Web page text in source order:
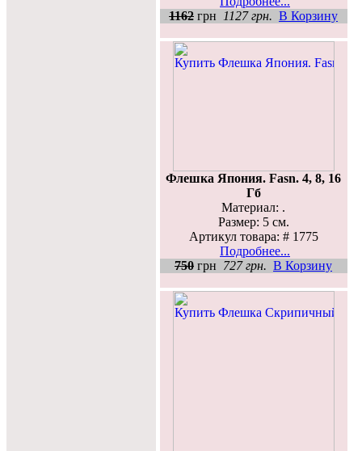
1162 грн 1127 грн. В Корзину
Флешка Япония. Fasn. 4, 8, 16
Гб
Материал: .
Размер: 5 см.
Артикул товара: # 1775
Подробнее...
750 грн 727 грн. В Корзину